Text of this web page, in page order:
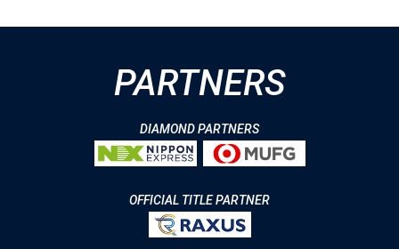
PARTNERS
DIAMOND PARTNERS
OFFICIAL TITLE PARTNER